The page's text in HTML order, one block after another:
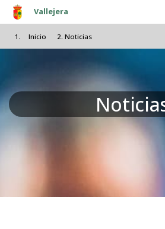
Pasar al contenido
Vallejera
Inicio Noticias